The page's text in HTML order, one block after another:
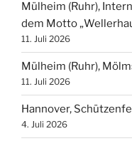
Mülheim (Ruhr),
dem Motto
11. Juli 2026
Mülheim (Ruhr),
11. Juli 2026
Hannover,
4. Juli 2026